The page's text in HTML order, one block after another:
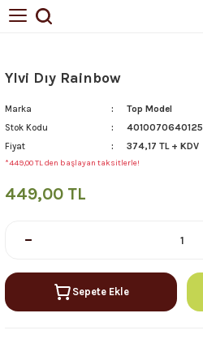
Ylvi Dıy Rainbow
Marka Top Model
Stok Kodu 4010070640125
Fiyat 374,17 TL + KDV
*449,00 TL den başlayan taksitlerle!
449,00 TL
Sepete Ekle